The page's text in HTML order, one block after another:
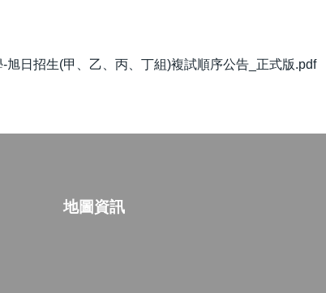
旭日招生(甲、乙、丙、丁組)複試順序公告_正式版.pdf
地圖資訊